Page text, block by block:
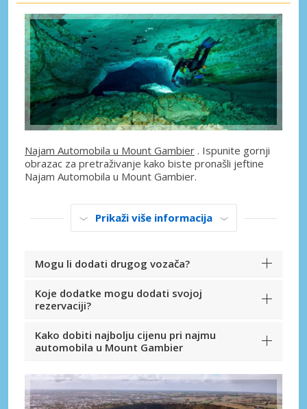
Najam Automobila u Mount Gambier . Ispunite gornji
obrazac za pretraživanje kako biste pronašli jeftine
Najam Automobila u Mount Gambier.
Prikaži više informacija
Mogu li dodati drugog vozača?
Koje dodatke mogu dodati svojoj
rezervaciji?
Kako dobiti najbolju cijenu pri najmu
automobila u Mount Gambier